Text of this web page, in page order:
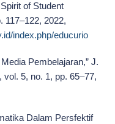
of Student
117–122, 2022,
index.php/educurio
Pembelajaran,” J.
5, no. 1, pp. 65–77,
Dalam Persfektif